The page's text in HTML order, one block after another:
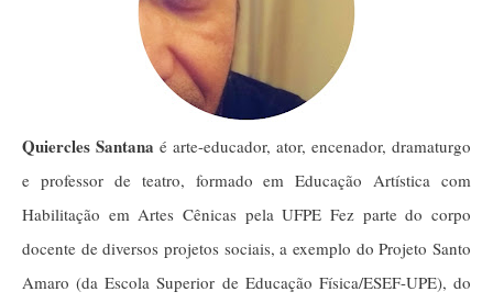
Quiercles Santana é arte-educador, ator, encenador, dramaturgo
e professor de teatro, formado em Educação Artística com
Habilitação em Artes Cênicas pela UFPE Fez parte do corpo
docente de diversos projetos sociais, a exemplo do Projeto Santo
Amaro (da Escola Superior de Educação Física/ESEF-UPE), do